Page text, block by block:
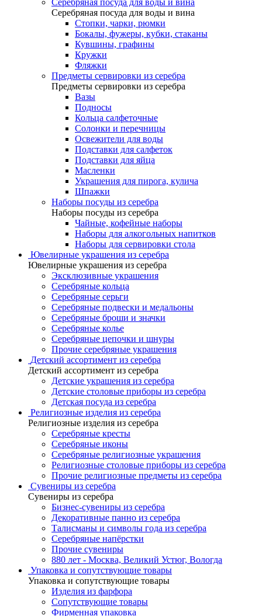
Серебряная посуда для воды и вина
Серебряная посуда для воды и вина
Стопки, чарки, рюмки
Бокалы, фужеры, кубки, стаканы
Кувшины, графины
Кружки
Фляжки
Предметы сервировки из серебра
Предметы сервировки из серебра
Вазы
Подносы
Кольца салфеточные
Солонки и перечницы
Освежители для воды
Подставки для салфеток
Подставки для яйца
Масленки
Украшения для пирога, кулича
Шпажки
Наборы посуды из серебра
Наборы посуды из серебра
Чайные, кофейные наборы
Наборы для алкогольных напитков
Наборы для сервировки стола
Ювелирные украшения из серебра
Ювелирные украшения из серебра
Эксклюзивные украшения
Серебряные кольца
Серебряные серьги
Серебряные подвески и медальоны
Серебряные броши и значки
Серебряные колье
Серебряные цепочки и шнуры
Прочие серебряные украшения
Детский ассортимент из серебра
Детский ассортимент из серебра
Детские украшения из серебра
Детские столовые приборы из серебра
Детская посуда из серебра
Религиозные изделия из серебра
Религиозные изделия из серебра
Серебряные кресты
Серебряные иконы
Серебряные религиозные украшения
Религиозные столовые приборы из серебра
Прочие религиозные предметы из серебра
Сувениры из серебра
Сувениры из серебра
Бизнес-сувениры из серебра
Декоративные панно из серебра
Талисманы и символы года из серебра
Серебряные напёрстки
Прочие сувениры
880 лет - Москва, Великий Устюг, Вологда
Упаковка и сопутствующие товары
Упаковка и сопутствующие товары
Изделия из фарфора
Сопутствующие товары
Фирменная упаковка